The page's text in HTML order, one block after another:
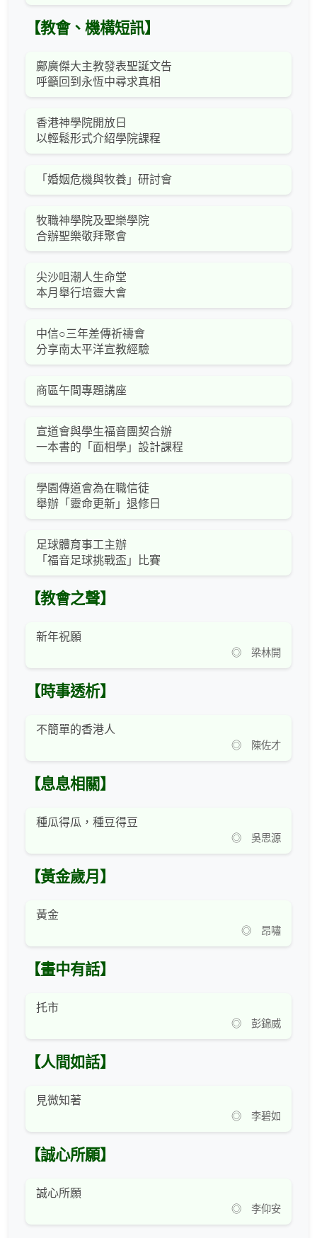
【教會、機構短訊】
鄺廣傑大主教發表聖誕文告
呼籲回到永恆中尋求真相
香港神學院開放日
以輕鬆形式介紹學院課程
「婚姻危機與牧養」研討會
牧職神學院及聖樂學院
合辦聖樂敬拜聚會
尖沙咀潮人生命堂
本月舉行培靈大會
中信○三年差傳祈禱會
分享南太平洋宣教經驗
商區午間專題講座
宣道會與學生福音團契合辦
一本書的「面相學」設計課程
學園傳道會為在職信徒
舉辦「靈命更新」退修日
足球體育事工主辦
「福音足球挑戰盃」比賽
【教會之聲】
新年祝願
◎ 梁林開
【時事透析】
不簡單的香港人
◎ 陳佐才
【息息相關】
種瓜得瓜，種豆得豆
◎ 吳思源
【黃金歲月】
黃金
◎ 昂嘯
【畫中有話】
托市
◎ 彭錦威
【人間如話】
見微知著
◎ 李碧如
【誠心所願】
誠心所願
◎ 李仰安